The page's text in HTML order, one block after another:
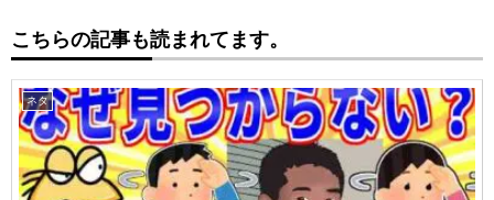
こちらの記事も読まれてます。
ネタ